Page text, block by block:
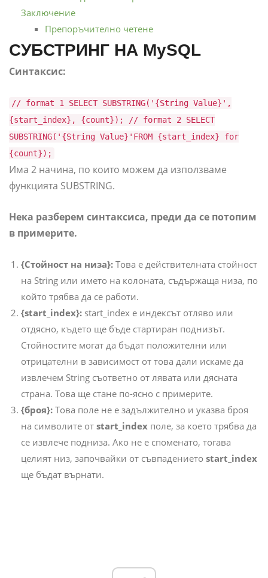
Заключение
Препоръчително четене
СУБСТРИНГ НА MySQL
Синтаксис:
// format 1 SELECT SUBSTRING('{String Value}',
{start_index}, {count}); // format 2 SELECT
SUBSTRING('{String Value}'FROM {start_index} for
{count});
Има 2 начина, по които можем да използваме
функцията SUBSTRING.
Нека разберем синтаксиса, преди да се потопим
в примерите.
{Стойност на низа}: Това е действителната стойност
на String или името на колоната, съдържаща низа, по
който трябва да се работи.
{start_index}: start_index е индексът отляво или
отдясно, където ще бъде стартиран поднизът.
Стойностите могат да бъдат положителни или
отрицателни в зависимост от това дали искаме да
извлечем String съответно от лявата или дясната
страна. Това ще стане по-ясно с примерите.
{броя}: Това поле не е задължително и указва броя
на символите от start_index поле, за което трябва да
се извлече подниза. Ако не е споменато, тогава
целият низ, започвайки от съвпадението start_index
ще бъдат върнати.